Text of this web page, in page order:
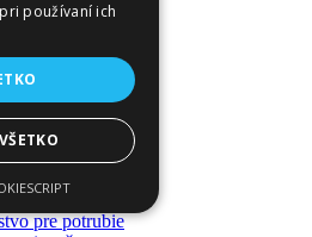
dosky a rámy
ovládače
pre potrubie
používaní ich